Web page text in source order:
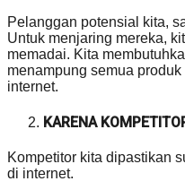
Pelanggan potensial kita,
Untuk menjaring mereka,
memadai. Kita
menampung semua
internet.
KARENA
Kompetitor kita dipastikan
di internet.